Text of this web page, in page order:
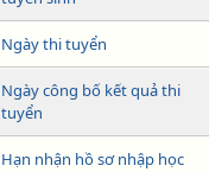
Ngày thi tuyển
Ngày công bố kết quả thi
tuyển
Hạn nhận hồ sơ nhập học